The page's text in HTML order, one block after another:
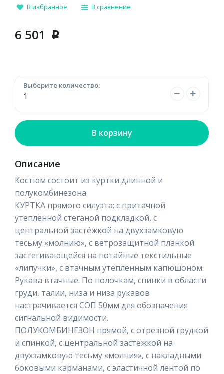
В избранное В сравнение
6 501 p
Выберите количество:
В корзину
Описание
Костюм состоит из куртки длинной и
полукомбинезона.
КУРТКА прямого силуэта; с притачной
утеплённой стеганой подкладкой, с
центральной застёжкой на двухзамковую
тесьму «молнию», с ветрозащитной планкой
застегивающейся на потайные текстильные
«липучки», с втачным утепленным капюшоном.
Рукава втачные. По полочкам, спинки в области
груди, талии, низа и низа рукавов
настрачивается СОП 50мм для обозначения
сигнальной видимости.
ПОЛУКОМБИНЕЗОН прямой, с отрезной грудкой
и спинкой, с центральной застёжкой на
двухзамковую тесьму «молния», с накладными
боковыми карманами, с эластичной лентой по